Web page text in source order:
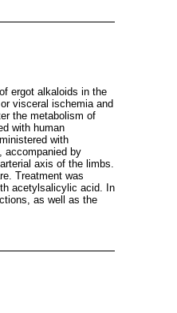
ergot alkaloids in the
visceral ischemia and
the metabolism of
with human
with
accompanied by
axis of the limbs.
Treatment was
acetylsalicylic acid. In
as well as the